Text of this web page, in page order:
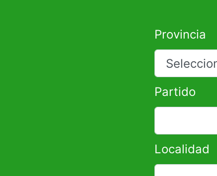
Provincia
Partido
Localidad